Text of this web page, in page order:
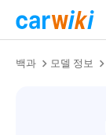
백과 모델 정보